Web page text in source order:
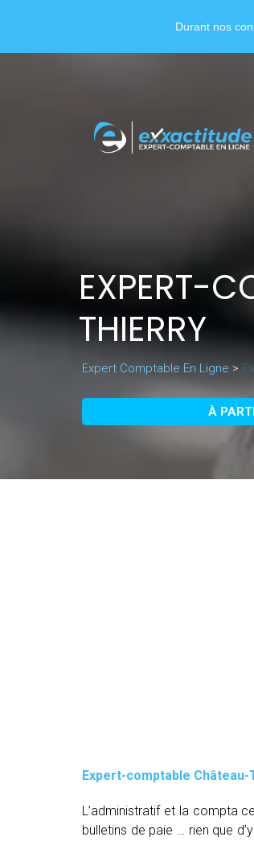
EXPERT-
THIERRY
Expert Comptable En Ligne >
À
Expert-comptable
L’administratif et la compta
bulletins de paie … rien que
Durant nos